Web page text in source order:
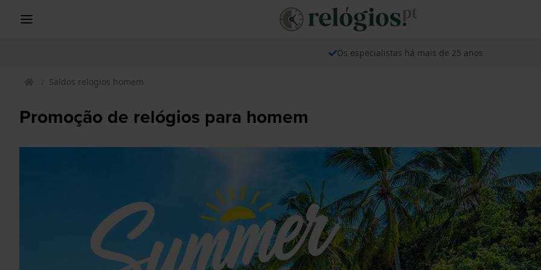
Os especialistas há mais de 25 anos
Saldos relogios homem
Promoção de relógios para homem